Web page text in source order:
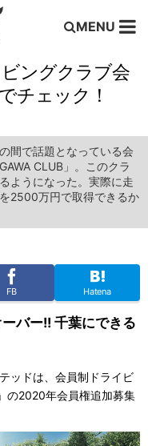
MENU
ングクラブ会
チェック！
間で話題となっている会
CLUB」。このクラ
ようになった。実際に走
2500万円で取得できるか
FB Hatena
バー!! 千葉にできる
ッドは、会員制ドライビ
の2020年会員権追加募集